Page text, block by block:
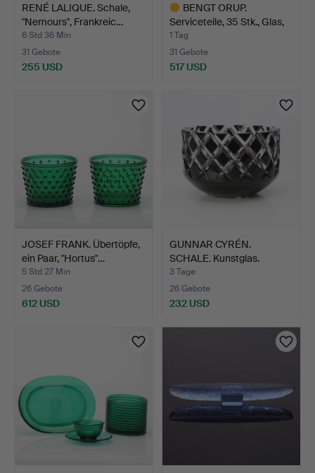
RENÉ LALIQUE. Schale,
"Nemours", Frankreic…
6 Std 36 Min
31 Gebote
255 USD
BENGT ORUP.
Serviceteile, 35 Stk., Glas,
"…
1 Tag
31 Gebote
517 USD
JOSEF FRANK. Übertöpfe,
ein Paar, "Hortus"…
5 Std 27 Min
26 Gebote
612 USD
GUNNAR CYRÉN.
SCHALE. Kunstglas.
"Sofiero …
3 Tage
26 Gebote
232 USD